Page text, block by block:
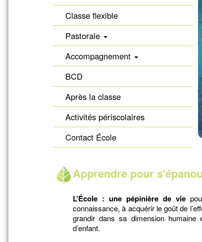
Classe flexible
Pastorale
Accompagnement
BCD
Après la classe
Activités périscolaires
Contact École
Apprendre pour
L’École : une pépinière de vie
connaissance, à acquérir le goût de
grandir dans sa dimension
d’enfant.